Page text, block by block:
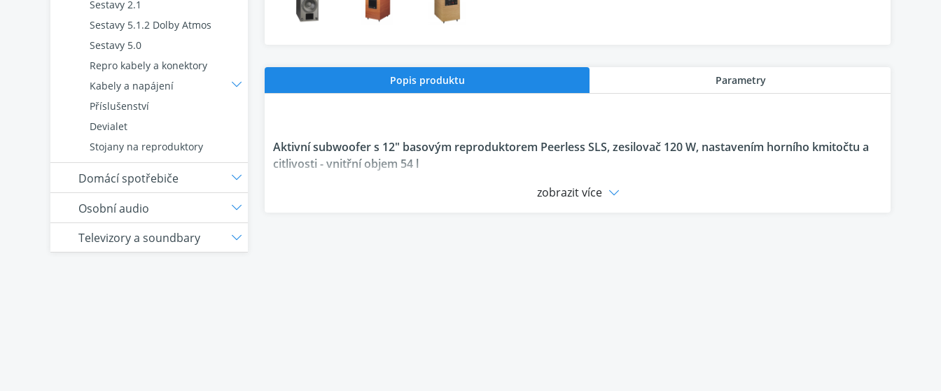
Popis produktu Parametry
Aktivní subwoofer s 12" basovým reproduktorem Peerless SLS, zesilovač 120 W, nastavením horního kmitočtu a
citlivosti - vnitřní objem 54 l
zobrazit více
Sestavy 2.1
Sestavy 5.1.2 Dolby Atmos
Sestavy 5.0
Repro kabely a konektory
Kabely a napájení
Příslušenství
Devialet
Stojany na reproduktory
Domácí spotřebiče
Osobní audio
Televizory a soundbary